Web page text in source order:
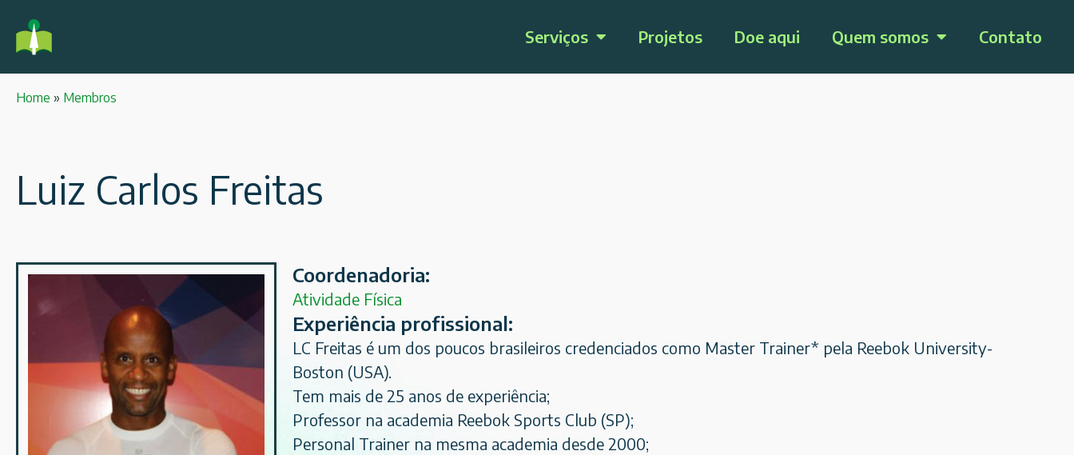
Serviços Projetos Doe aqui Quem somos Contato
Home » Membros
Luiz Carlos Freitas
Coordenadoria:
Atividade Física
Experiência profissional:
LC Freitas é um dos poucos brasileiros credenciados como Master Trainer* pela Reebok University-
Boston (USA).
Tem mais de 25 anos de experiência;
Professor na academia Reebok Sports Club (SP);
Personal Trainer na mesma academia desde 2000;